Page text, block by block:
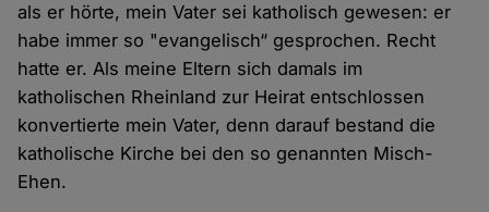
als er hörte, mein Vater sei katholisch gewesen: er
habe immer so "evangelisch“ gesprochen. Recht
hatte er. Als meine Eltern sich damals im
katholischen Rheinland zur Heirat entschlossen
konvertierte mein Vater, denn darauf bestand die
katholische Kirche bei den so genannten Misch-
Ehen.